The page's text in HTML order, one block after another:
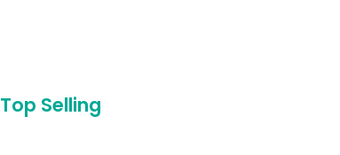
Top Selling